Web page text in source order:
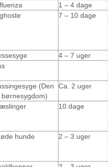
1 – 4 dage
7 – 10 dage
4 – 7 uger
(Den
børnesygdom)
Ca. 2 uger
10 dage
hunde 2 – 3 uger